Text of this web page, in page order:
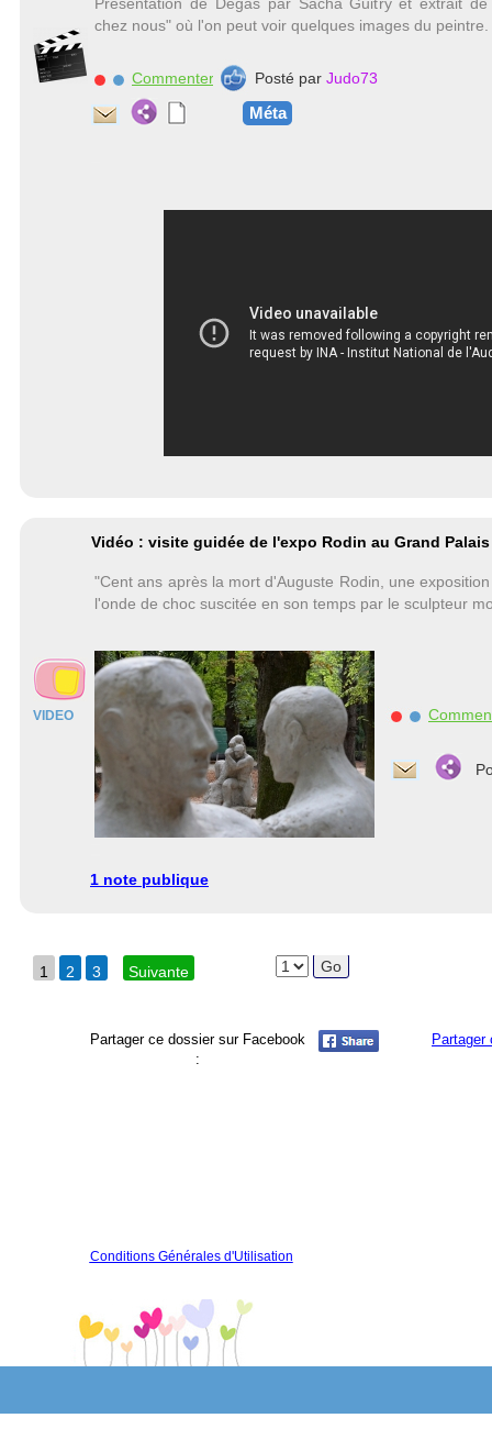
chez nous" où l'on peut voir quelques images du peintre.
Commenter Posté par Judo73
Méta
VIDEO
Vidéo : visite guidée de l'expo Rodin au Grand Palais
"Cent ans après la mort d'Auguste Rodin, une
l'onde de choc suscitée en son temps par le sculpteur
1 note publique
1 2 3 Suivante
Partager ce dossier sur Facebook
:
Partager
Conditions Générales d'Utilisation